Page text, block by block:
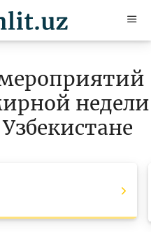
недели